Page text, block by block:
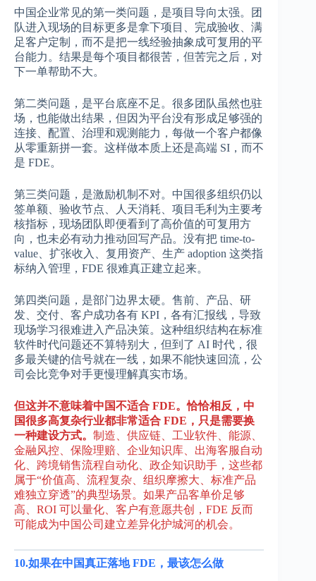
中国企业常见的第一类问题，是项目导向太强。团
队进入现场的目标更多是拿下项目、完成验收、满
足客户定制，而不是把一线经验抽象成可复用的平
台能力。结果是每个项目都很苦，但苦完之后，对
下一单帮助不大。
第二类问题，是平台底座不足。很多团队虽然也驻
场，也能做出结果，但因为平台没有形成足够强的
连接、配置、治理和观测能力，每做一个客户都像
从零重新拼一套。这样做本质上还是高端 SI，而不
是 FDE。
第三类问题，是激励机制不对。中国很多组织仍以
签单额、验收节点、人天消耗、项目毛利为主要考
核指标，现场团队即便看到了高价值的可复用方
向，也未必有动力推动回写产品。没有把 time-to-
value、扩张收入、复用资产、生产 adoption 这类指
标纳入管理，FDE 很难真正建立起来。
第四类问题，是部门边界太硬。售前、产品、研
发、交付、客户成功各有 KPI，各有汇报线，导致
现场学习很难进入产品决策。这种组织结构在标准
软件时代问题还不算特别大，但到了 AI 时代，很
多最关键的信号就在一线，如果不能快速回流，公
司会比竞争对手更慢理解真实市场。
但这并不意味着中国不适合 FDE。恰恰相反，中
国很多高复杂行业都非常适合 FDE，只是需要换
一种建设方式。 制造、供应链、工业软件、能源、
金融风控、保险理赔、企业知识库、出海客服自动
化、跨境销售流程自动化、政企知识助手，这些都
属于“价值高、流程复杂、组织摩擦大、标准产品
难独立穿透”的典型场景。如果产品客单价足够
高、ROI 可以量化、客户有意愿共创，FDE 反而
可能成为中国公司建立差异化护城河的机会。
10.如果在中国真正落地 FDE，最该怎么做